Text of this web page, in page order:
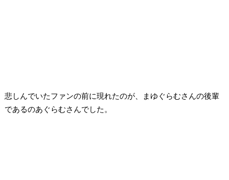
悲しんでいたファンの前に現れたのが、まゆぐらむさんの後輩
であるのあぐらむさんでした。